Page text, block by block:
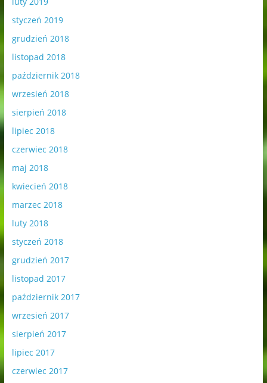
styczeń 2019
grudzień 2018
listopad 2018
październik 2018
wrzesień 2018
sierpień 2018
lipiec 2018
czerwiec 2018
maj 2018
kwiecień 2018
marzec 2018
luty 2018
styczeń 2018
grudzień 2017
listopad 2017
październik 2017
wrzesień 2017
sierpień 2017
lipiec 2017
czerwiec 2017